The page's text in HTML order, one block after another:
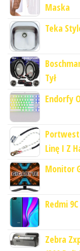
Maska
Teka
Tył
Endorfy
Portwest
Linę I Z
Monitor
Redmi
Zebra